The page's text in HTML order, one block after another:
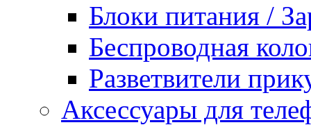
Блоки питания /
Беспроводная
Разветвители
Аксессуары для